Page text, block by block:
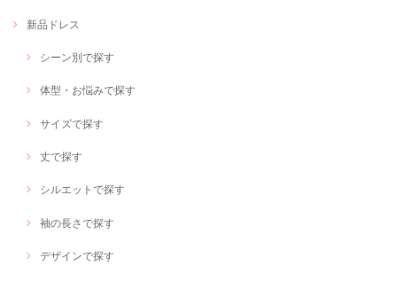
新品ドレス
シーン別で探す
体型・お悩みで探す
サイズで探す
丈で探す
シルエットで探す
袖の長さで探す
デザインで探す